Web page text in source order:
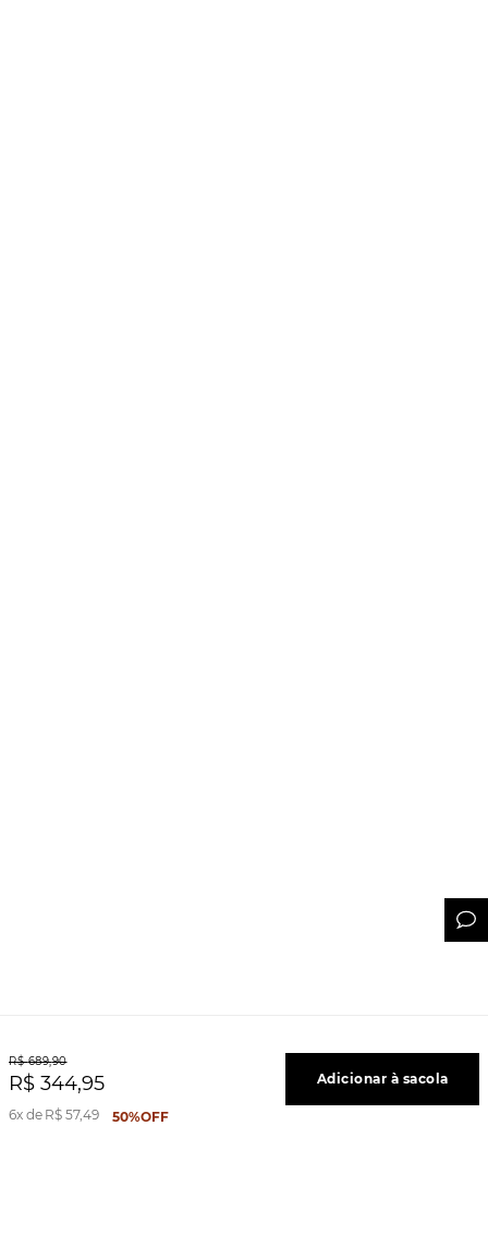
R$ 689,90
R$ 344,95
6 R$ 57,49 50%OFF
Adicionar à sacola